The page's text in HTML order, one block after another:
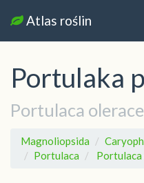
Atlas roślin
Portulaka
Portulaca
Magnoliopsida
Portulaca
Portulaca